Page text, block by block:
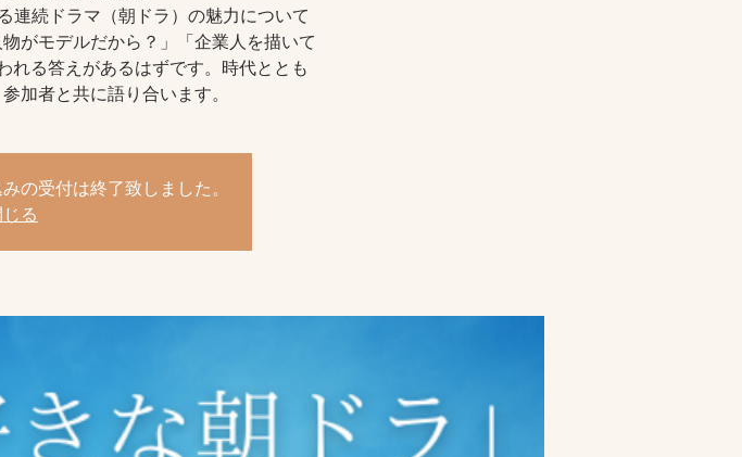
連続ドラマ（朝ドラ）の魅力について
がモデルだから？」「企業人を描いて
れる答えがあるはずです。時代ととも
加者と共に語り合います。
の受付は終了致しました。
じる